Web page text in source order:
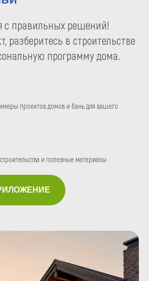
с правильных решений!
разберитесь в строительстве
программу дома.
проектов домов и бань для вашего
и полезные материалы